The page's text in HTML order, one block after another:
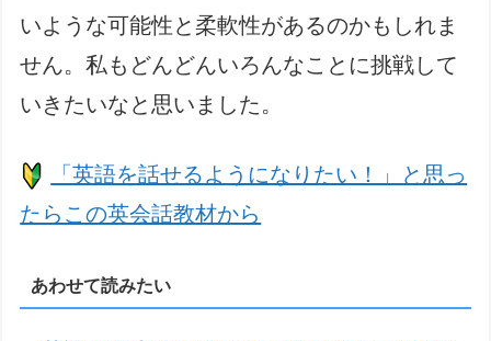
いような可能性と柔軟性があるのかもしれま
せん。私もどんどんいろんなことに挑戦して
いきたいなと思いました。
「英語を話せるようになりたい！」と思っ
たらこの英会話教材から
あわせて読みたい